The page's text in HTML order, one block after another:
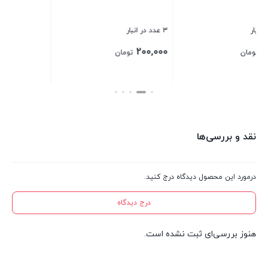
200,000
نقد و بررسی‌ها
درمورد این محصول دیدگاه درج کنید.
درج دیدگاه
هنوز بررسی‌ای ثبت نشده است.